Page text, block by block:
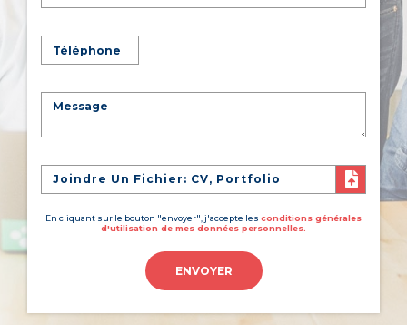
Joindre Un Fichier: CV, Portfolio
En cliquant sur le bouton "envoyer", j'accepte les conditions générales
d'utilisation de mes données personnelles.
ENVOYER